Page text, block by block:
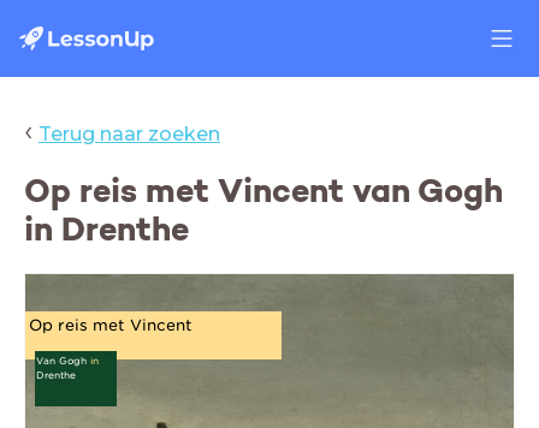
‹ Terug naar zoeken
Op reis met Vincent van Gogh
in Drenthe
Op reis met Vincent
Van Goghin
Drenthe